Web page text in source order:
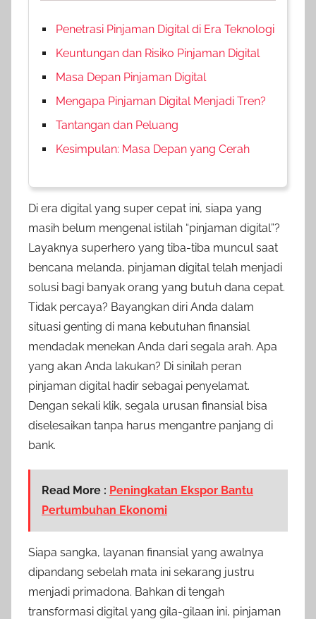
Penetrasi Pinjaman Digital di Era Teknologi
Keuntungan dan Risiko Pinjaman Digital
Masa Depan Pinjaman Digital
Mengapa Pinjaman Digital Menjadi Tren?
Tantangan dan Peluang
Kesimpulan: Masa Depan yang Cerah
Di era digital yang super cepat ini, siapa yang
masih belum mengenal istilah “pinjaman digital”?
Layaknya superhero yang tiba-tiba muncul saat
bencana melanda, pinjaman digital telah menjadi
solusi bagi banyak orang yang butuh dana cepat.
Tidak percaya? Bayangkan diri Anda dalam
situasi genting di mana kebutuhan finansial
mendadak menekan Anda dari segala arah. Apa
yang akan Anda lakukan? Di sinilah peran
pinjaman digital hadir sebagai penyelamat.
Dengan sekali klik, segala urusan finansial bisa
diselesaikan tanpa harus mengantre panjang di
bank.
Read More : Peningkatan Ekspor Bantu
Pertumbuhan Ekonomi
Siapa sangka, layanan finansial yang awalnya
dipandang sebelah mata ini sekarang justru
menjadi primadona. Bahkan di tengah
transformasi digital yang gila-gilaan ini, pinjaman